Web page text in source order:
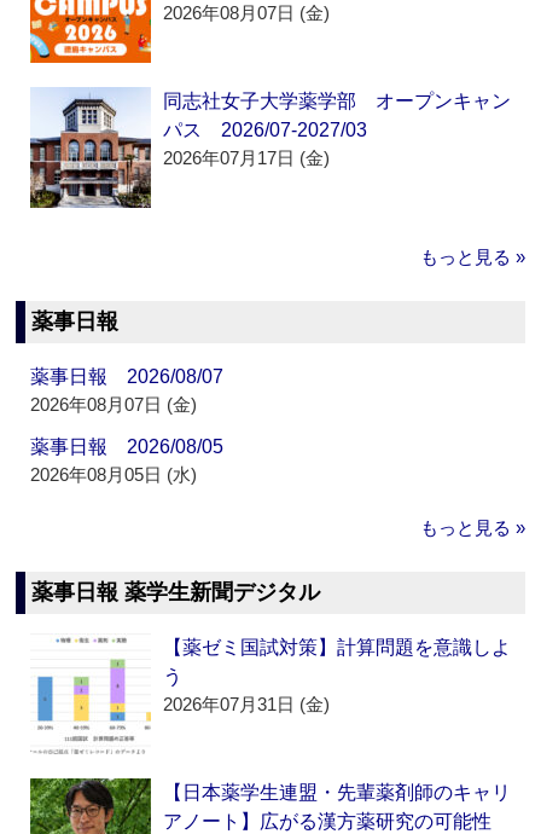
2026年08月07日 (金)
同志社女子大学薬学部 オープンキャン
パス 2026/07-2027/03
2026年07月17日 (金)
もっと見る »
薬事日報
薬事日報 2026/08/07
2026年08月07日 (金)
薬事日報 2026/08/05
2026年08月05日 (水)
もっと見る »
薬事日報 薬学生新聞デジタル
【薬ゼミ国試対策】計算問題を意識しよ
う
2026年07月31日 (金)
【日本薬学生連盟・先輩薬剤師のキャリ
アノート】広がる漢方薬研究の可能性